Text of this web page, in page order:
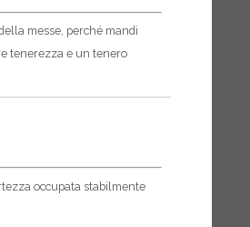
messe, perché mandi
tenerezza e un tenero
occupata stabilmente